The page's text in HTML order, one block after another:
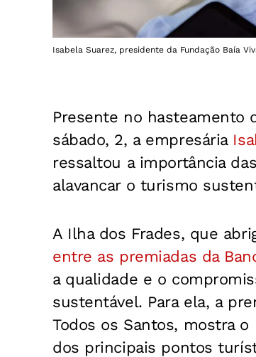
Isabela Suarez, presidente da Fundação Baía
Presente no hasteamento
sábado, 2, a empresária
ressaltou a importância
alavancar o turismo
A Ilha dos Frades, que
entre as premiadas da
a qualidade e o
sustentável. Para ela, a
Todos os Santos, mostra
dos principais pontos